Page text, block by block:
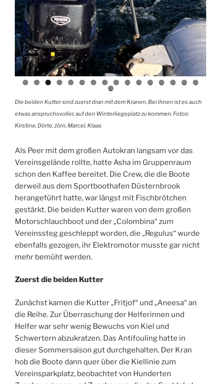
0 1 2 3 4 5 6
7
Die beiden Kutter sind zuerst dran mit dem Kranen. Bei ihnen ist es auch
etwas anspruchsvoller, auf den Winterliegeplatz zu kommen. Fotos:
Kirstine, Dörte, Jörn, Marcel, Klaas
Als Peer mit dem großen Autokran langsam vor das
Vereinsgelände rollte, hatte Asha im Gruppenraum
schon den Kaffee bereitet. Die Crew, die die Boote
derweil aus dem Sportboothafen Düsternbrook
herangeführt hatte, war längst mit Fischbrötchen
gestärkt. Die beiden Kutter waren von dem großen
Motorschlauchboot und der „Colombina“ zum
Vereinssteg geschleppt worden, die „Regulus“ wurde
ebenfalls gezogen, ihr Elektromotor musste gar nicht
mehr bemüht werden.
Zuerst die beiden Kutter
Zunächst kamen die Kutter „Fritjof“ und „Aneesa“ an
die Reihe. Zur Überraschung der Helferinnen und
Helfer war sehr wenig Bewuchs von Kiel und
Schwertern abzukratzen. Das Antifouling hatte in
dieser Sommersaison gut durchgehalten. Der Kran
hob die Boote dann quer über die Kiellinie zum
Vereinsparkplatz, beobachtet von Hunderten